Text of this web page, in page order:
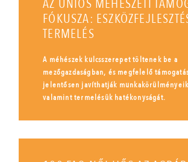
AZ UNIÓS MÉHÉSZETI
FÓKUSZA:
TERMELÉS
A méhészek kulcsszerepet töltenek be a
mezőgazdaságban, és megfelelő
jelentősen javíthatják
valamint termelésük hatékonyságát.